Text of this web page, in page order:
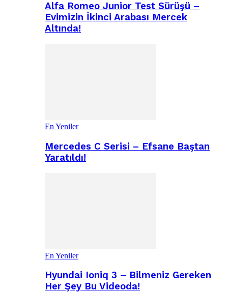
Alfa Romeo Junior Test Sürüşü –
Evimizin İkinci Arabası Mercek
Altında!
En Yeniler
Mercedes C Serisi – Efsane Baştan
Yaratıldı!
En Yeniler
Hyundai Ioniq 3 – Bilmeniz Gereken
Her Şey Bu Videoda!